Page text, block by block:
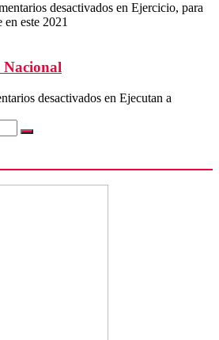
desactivados en Ejercicio, para
en este 2021
desactivados en Ejecutan a